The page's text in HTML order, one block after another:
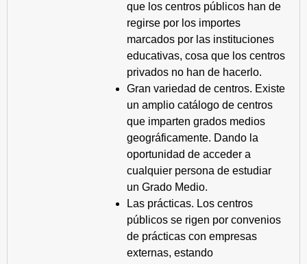
que los centros públicos han de
regirse por los importes
marcados por las instituciones
educativas, cosa que los centros
privados no han de hacerlo.
Gran variedad de centros. Existe
un amplio catálogo de centros
que imparten grados medios
geográficamente. Dando la
oportunidad de acceder a
cualquier persona de estudiar
un Grado Medio.
Las prácticas. Los centros
públicos se rigen por convenios
de prácticas con empresas
externas, estando